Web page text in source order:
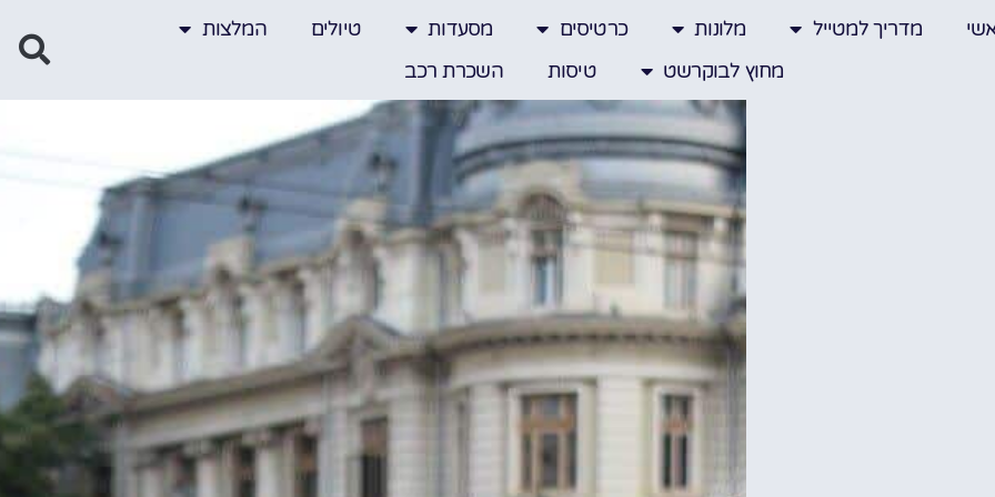
מדריך למטייל מלונות כרטיסים מסעדות טיולים
המלצות
מחוץ לבוקרשט
טיסות השכרת רכב